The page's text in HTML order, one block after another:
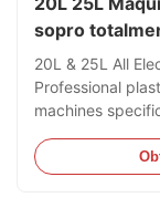
sopro
moldagem
plástico
20L & 25L All
Professional
machines
HDPE and PC
Specification